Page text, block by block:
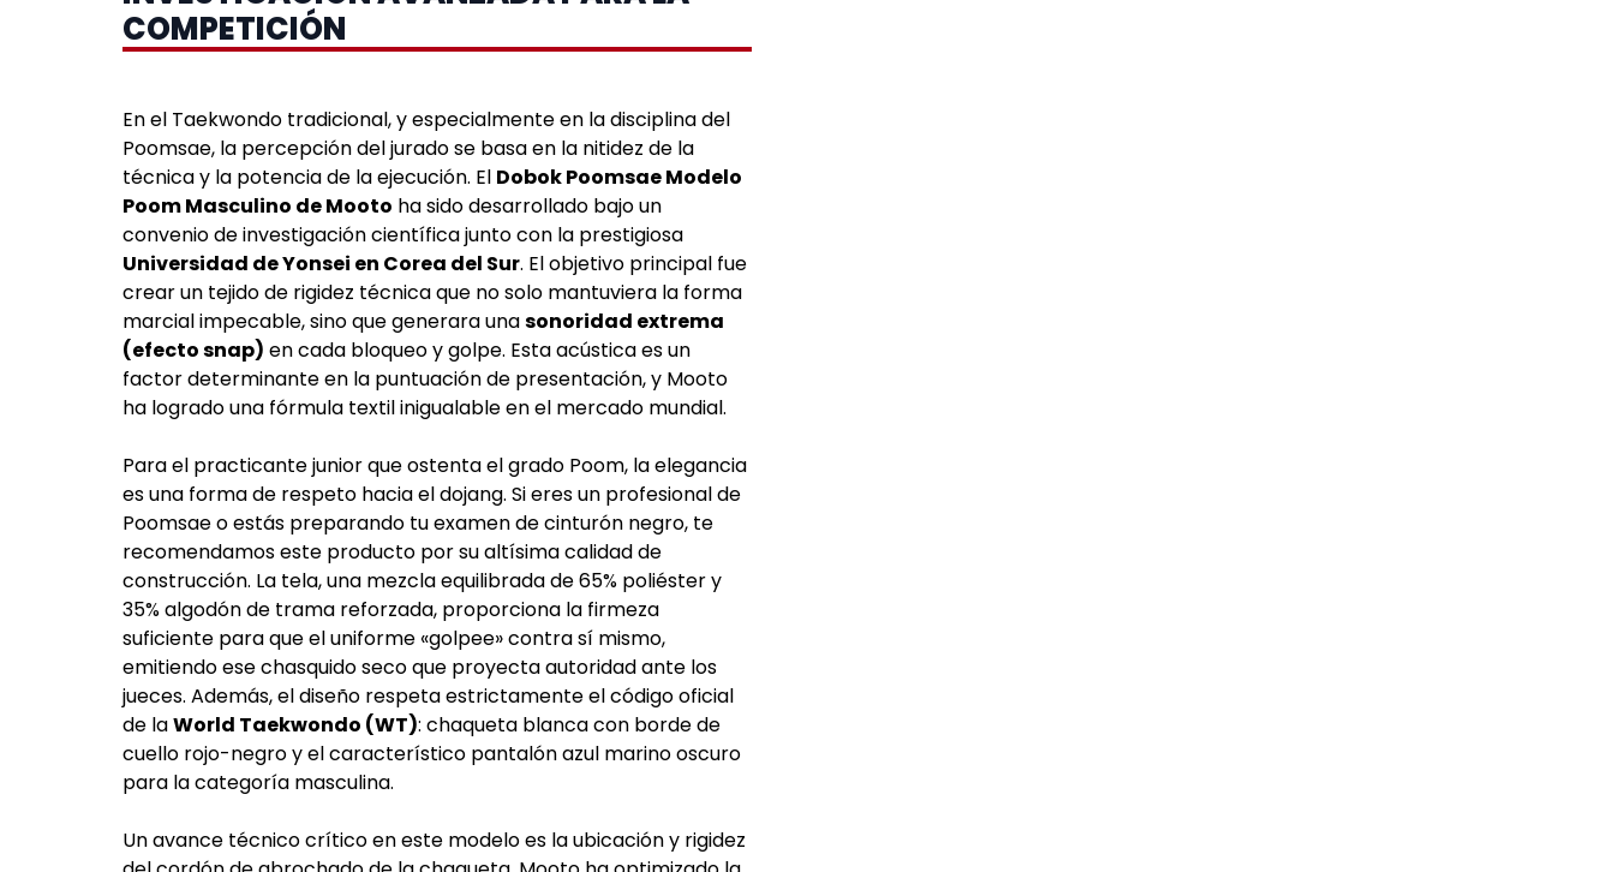
COMPETICIÓN
En el Taekwondo tradicional, y especialmente en la disciplina del
Poomsae, la percepción del jurado se basa en la nitidez de la
técnica y la potencia de la ejecución. El Dobok Poomsae Modelo
Poom Masculino de Mooto ha sido desarrollado bajo un
convenio de investigación científica junto con la prestigiosa
Universidad de Yonsei en Corea del Sur. El objetivo principal fue
crear un tejido de rigidez técnica que no solo mantuviera la forma
marcial impecable, sino que generara unasonoridad extrema
(efecto snap) en cada bloqueo y golpe. Esta acústica es un
factor determinante en la puntuación de presentación, y Mooto
ha logrado una fórmula textil inigualable en el mercado mundial.
Para el practicante junior que ostenta el grado Poom, la elegancia
es una forma de respeto hacia el dojang. Si eres un profesional de
Poomsae o estás preparando tu examen de cinturón negro, te
recomendamos este producto por su altísima calidad de
construcción. La tela, una mezcla equilibrada de 65% poliéster y
35% algodón de trama reforzada, proporciona la firmeza
suficiente para que el uniforme «golpee» contra sí mismo,
emitiendo ese chasquido seco que proyecta autoridad ante los
jueces. Además, el diseño respeta estrictamente el código oficial
de laWorld Taekwondo (WT): chaqueta blanca con borde de
cuello rojo-negro y el característico pantalón azul marino oscuro
para la categoría masculina.
Un avance técnico crítico en este modelo es la ubicación y rigidez